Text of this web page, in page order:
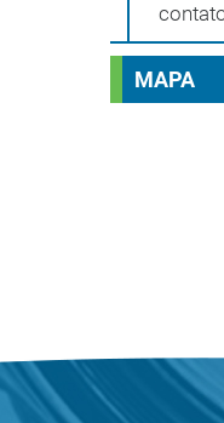
MAPA